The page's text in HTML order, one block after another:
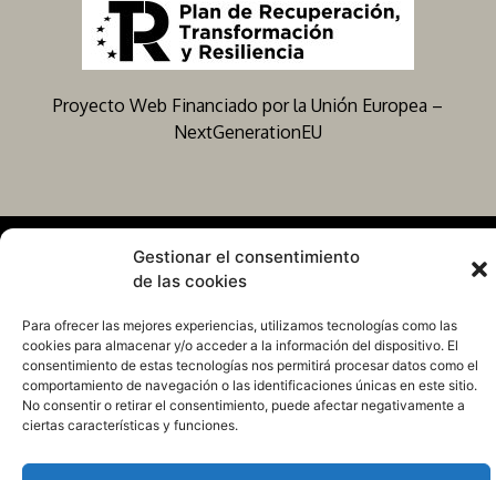
Gestionar el consentimiento
de las cookies
Para ofrecer las mejores experiencias, utilizamos tecnologías como las
cookies para almacenar y/o acceder a la información del dispositivo. El
consentimiento de estas tecnologías nos permitirá procesar datos como el
comportamiento de navegación o las identificaciones únicas en este sitio.
No consentir o retirar el consentimiento, puede afectar negativamente a
ciertas características y funciones.
Proyecto Web Financiado por la Unión Europea –
NextGenerationEU
All rights reserved